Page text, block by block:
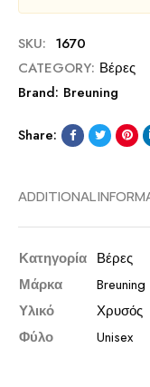
SKU: 1670
CATEGORY: Βέρες
Brand: Breuning
Share:
ADDITIONAL
Κατηγορία Βέρες
Μάρκα
Breuning
Υλικό
Χρυσός
Φύλο
Unisex